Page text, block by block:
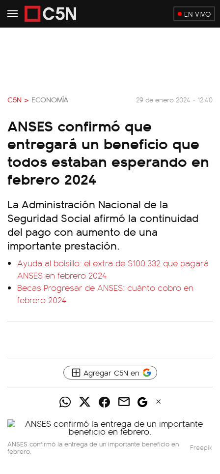
EN VIVO
C5N > ECONOMÍA 29 de enero 2024 - 12:40
ANSES confirmó que
entregará un beneficio que
todos estaban esperando en
febrero 2024
La Administración Nacional de la
Seguridad Social afirmó la continuidad
del pago con aumento de una
importante prestación.
Ayuda al bolsillo: el extra de $100.332 que pagará
ANSES en febrero 2024
Becas Progresar de ANSES: cuánto cobro en
febrero 2024
Agregar C5N en
ANSES confirmó la entrega de un importante beneficio en
febrero. Freepik